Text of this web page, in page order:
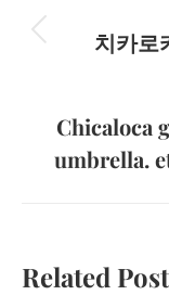
치카로
Chicaloca
umbrella.
Related